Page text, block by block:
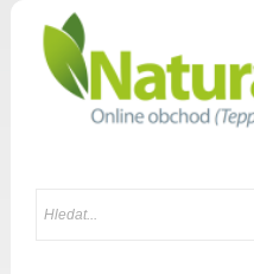
Hledat...